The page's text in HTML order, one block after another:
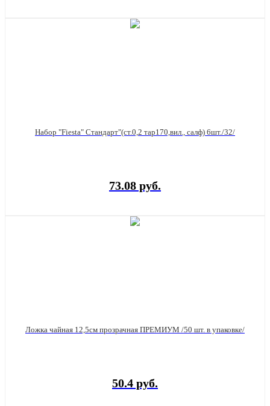
Набор "Fiesta" Стандарт"(ст.0,2 тар170,вил., салф) 6шт./32/
73.08 руб.
Ложка чайная 12,5см прозрачная ПРЕМИУМ /50 шт. в упаковке/
50.4 руб.